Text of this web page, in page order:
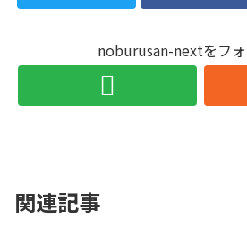
noburusan-nextをフ
関連記事